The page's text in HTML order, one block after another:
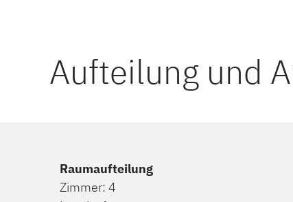
Aufteilung und
Raumaufteilung
Zimmer: 4